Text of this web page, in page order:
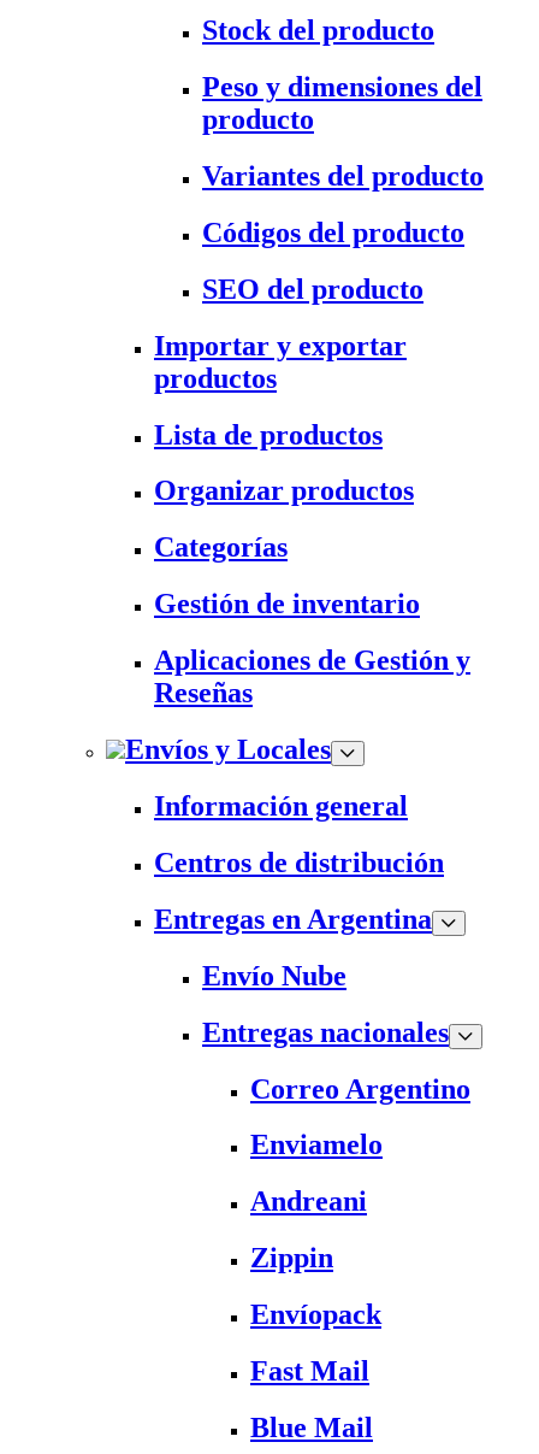
Stock del producto
Peso y dimensiones del
producto
Variantes del producto
Códigos del producto
SEO del producto
Importar y exportar
productos
Lista de productos
Organizar productos
Categorías
Gestión de inventario
Aplicaciones de Gestión y
Reseñas
Envíos y Locales
Información general
Centros de distribución
Entregas en Argentina
Envío Nube
Entregas nacionales
Correo Argentino
Enviamelo
Andreani
Zippin
Envíopack
Fast Mail
Blue Mail